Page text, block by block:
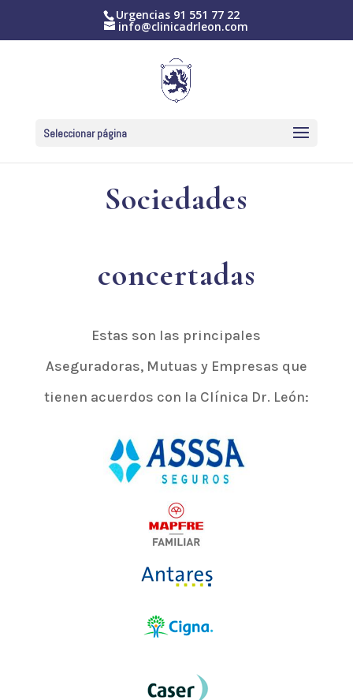
Urgencias 91 551 77 22
info@clinicadrleon.com
Seleccionar página
Sociedades
concertadas
Estas son las principales
Aseguradoras, Mutuas y Empresas que
tienen acuerdos con la Clínica Dr. León: